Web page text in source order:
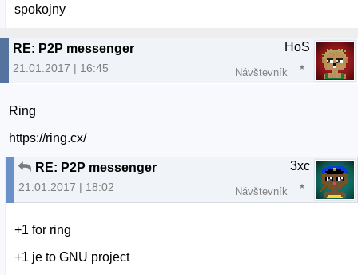
spokojny
RE: P2P messenger
21.01.2017 | 16:45
HoS
Návštevník
Ring
https://ring.cx/
RE: P2P messenger
21.01.2017 | 18:02
3xc
Návštevník
+1 for ring
+1 je to GNU project